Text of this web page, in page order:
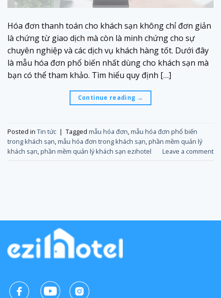
Hóa đơn thanh toán cho khách sạn không chỉ đơn giản
là chứng từ giao dịch mà còn là minh chứng cho sự
chuyên nghiệp và các dịch vụ khách hàng tốt. Dưới đây
là mẫu hóa đơn phổ biến nhất dùng cho khách sạn mà
bạn có thể tham khảo. Tìm hiểu quy định […]
Continue reading →
Posted in Tin tức | Tagged mẫu hóa đơn,mẫu hóa đơn phổ biến
trong khách sạn,mẫu hóa đơn trong khách sạn,phần mềm quản lý
khách sạn,phần mềm quản lý khách sạn ezihotel Leave a comment